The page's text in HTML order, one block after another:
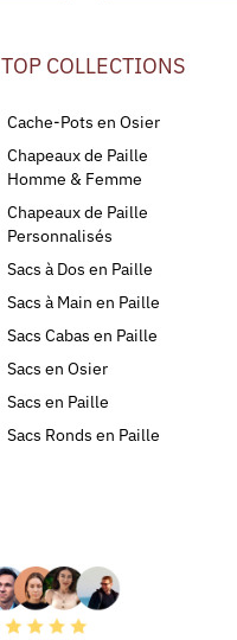
TOP COLLECTIONS
Cache-Pots en Osier
Chapeaux de Paille
Homme & Femme
Chapeaux de Paille
Personnalisés
Sacs à Dos en Paille
Sacs à Main en Paille
Sacs Cabas en Paille
Sacs en Osier
Sacs en Paille
Sacs Ronds en Paille